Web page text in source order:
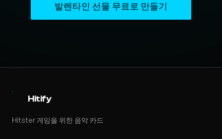
발렌타인 선물 무료로 만들기
Hitify
Hitster 게임을 위한 음악 카드